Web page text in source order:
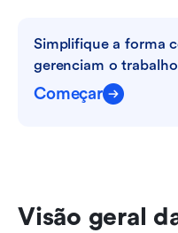
Simplifique a forma
gerenciam o trabalho
Começar
Visão geral